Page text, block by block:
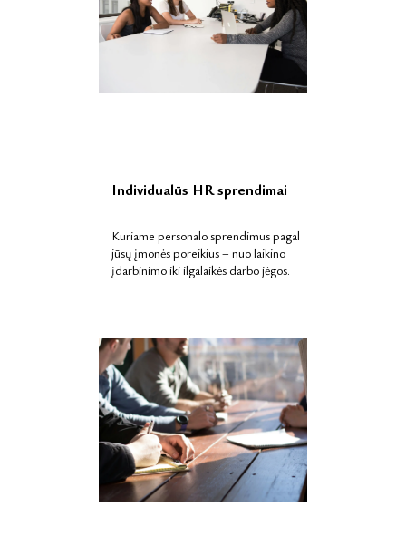
Individualūs HR sprendimai
Kuriame personalo sprendimus pagal
jūsų įmonės poreikius – nuo laikino
įdarbinimo iki ilgalaikės darbo jėgos.